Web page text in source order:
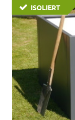
ISOLIERT